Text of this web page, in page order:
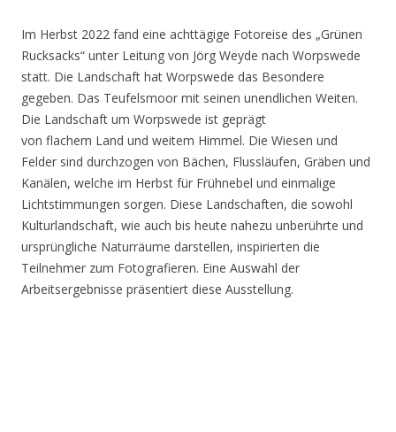
Im Herbst 2022 fand eine achttägige Fotoreise des „Grünen
Rucksacks“ unter Leitung von Jörg Weyde nach Worpswede
statt. Die Landschaft hat Worpswede das Besondere
gegeben. Das Teufelsmoor mit seinen unendlichen Weiten.
Die Landschaft um Worpswede ist geprägt
von flachem Land und weitem Himmel. Die Wiesen und
Felder sind durchzogen von Bächen, Flussläufen, Gräben und
Kanälen, welche im Herbst für Frühnebel und einmalige
Lichtstimmungen sorgen. Diese Landschaften, die sowohl
Kulturlandschaft, wie auch bis heute nahezu unberührte und
ursprüngliche Naturräume darstellen, inspirierten die
Teilnehmer zum Fotografieren. Eine Auswahl der
Arbeitsergebnisse präsentiert diese Ausstellung.